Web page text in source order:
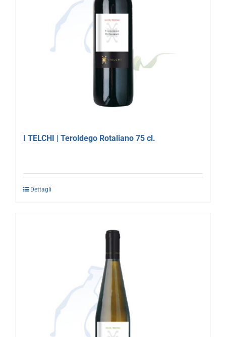
I TELCHI | Teroldego Rotaliano 75 cl.
Dettagli